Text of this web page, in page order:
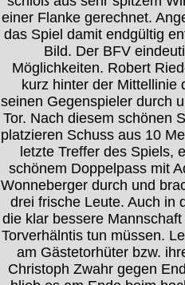
einer Flanke gerechnet.
das Spiel damit endgültig
Bild. Der BFV
Möglichkeiten. Robert
kurz hinter der Mittellinie
seinen Gegenspieler durch
Tor. Nach diesem schönen
platzieren Schuss aus 10
letzte Treffer des Spiels,
schönem Doppelpass mit
Wonneberger durch und
drei frische Leute. Auch in
die klar bessere
Torverhälntis tun müssen.
am Gästetorhüter bzw.
Christoph Zwahr gegen